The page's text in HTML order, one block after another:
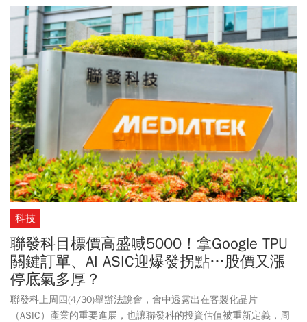
略合作，瞬間吸引產業關注，而他去年(2025年)受訪時強調，「全世
界100%的高階晶片都在台灣製造」，認為「誰掌握AI晶片製造能
力，誰就掌握AI競賽！」，相關影片如今被許多網友再次瘋傳。
科技
聯發科目標價高盛喊5000！拿Google TPU
關鍵訂單、AI ASIC迎爆發拐點…股價又漲
停底氣多厚？
聯發科上周四(4/30)舉辦法說會，會中透露出在客製化晶片
（ASIC）產業的重要進展，也讓聯發科的投資估值被重新定義，周